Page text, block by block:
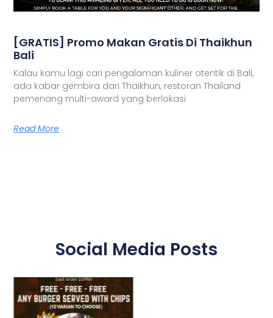
[GRATIS] Promo Makan Gratis Di Thaikhun
Bali
Kalau kamu lagi cari pengalaman kuliner otentik di Bali,
ada kabar gembira dari Thaikhun, restoran Thailand
pemenang multi-award yang berlokasi
Read More
Social Media Posts